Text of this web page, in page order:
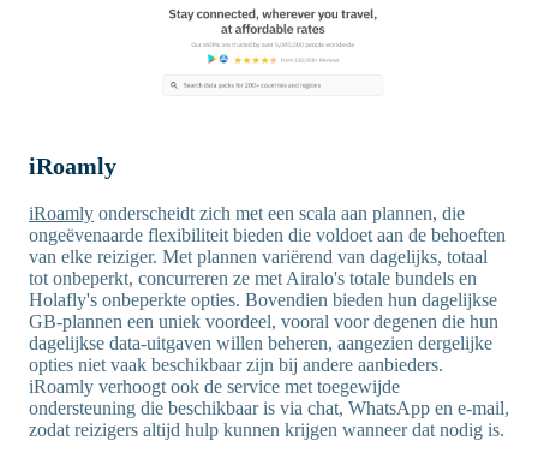
iRoamly
iRoamly onderscheidt zich met een scala aan plannen, die
ongeëvenaarde flexibiliteit bieden die voldoet aan de behoeften
van elke reiziger. Met plannen variërend van dagelijks, totaal
tot onbeperkt, concurreren ze met Airalo's totale bundels en
Holafly's onbeperkte opties. Bovendien bieden hun dagelijkse
GB-plannen een uniek voordeel, vooral voor degenen die hun
dagelijkse data-uitgaven willen beheren, aangezien dergelijke
opties niet vaak beschikbaar zijn bij andere aanbieders.
iRoamly verhoogt ook de service met toegewijde
ondersteuning die beschikbaar is via chat, WhatsApp en e-mail,
zodat reizigers altijd hulp kunnen krijgen wanneer dat nodig is.